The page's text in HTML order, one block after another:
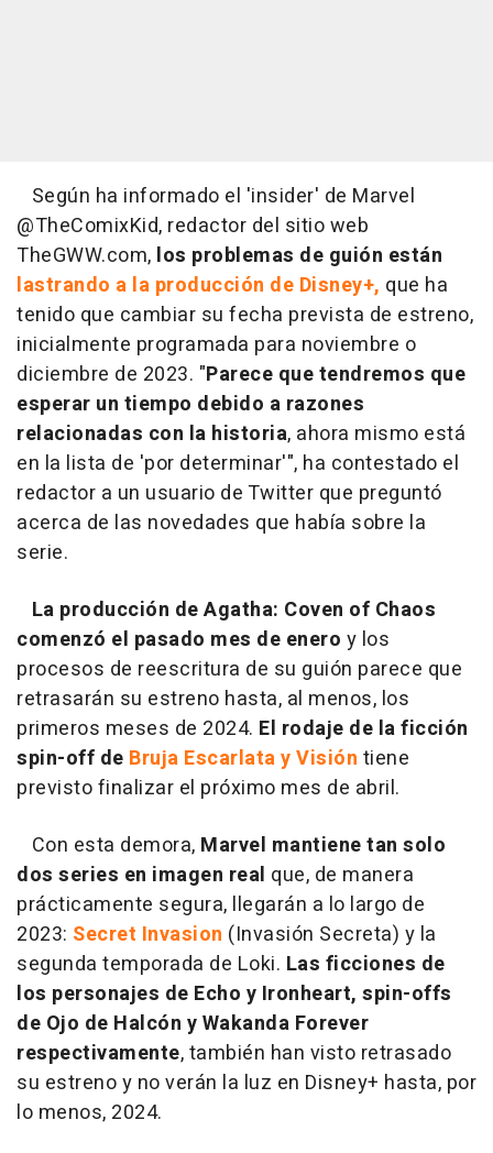
Según ha informado el 'insider' de Marvel
@TheComixKid, redactor del sitio web
TheGWW.com, los problemas de guión están
lastrando a la producción de Disney+, que ha
tenido que cambiar su fecha prevista de estreno,
inicialmente programada para noviembre o
diciembre de 2023. "Parece que tendremos que
esperar un tiempo debido a razones
relacionadas con la historia, ahora mismo está
en la lista de 'por determinar'", ha contestado el
redactor a un usuario de Twitter que preguntó
acerca de las novedades que había sobre la
serie.
La producción de Agatha: Coven of Chaos
comenzó el pasado mes de enero y los
procesos de reescritura de su guión parece que
retrasarán su estreno hasta, al menos, los
primeros meses de 2024. El rodaje de la ficción
spin-off de Bruja Escarlata y Visión tiene
previsto finalizar el próximo mes de abril.
Con esta demora, Marvel mantiene tan solo
dos series en imagen real que, de manera
prácticamente segura, llegarán a lo largo de
2023: Secret Invasion (Invasión Secreta) y la
segunda temporada de Loki. Las ficciones de
los personajes de Echo y Ironheart, spin-offs
de Ojo de Halcón y Wakanda Forever
respectivamente, también han visto retrasado
su estreno y no verán la luz en Disney+ hasta, por
lo menos, 2024.